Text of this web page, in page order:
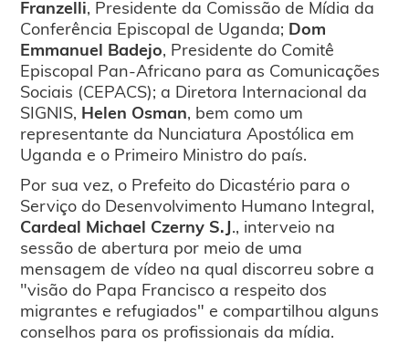
Franzelli, Presidente da Comissão de Mídia da
Conferência Episcopal de Uganda; Dom
Emmanuel Badejo, Presidente do Comitê
Episcopal Pan-Africano para as Comunicações
Sociais (CEPACS); a Diretora Internacional da
SIGNIS, Helen Osman, bem como um
representante da Nunciatura Apostólica em
Uganda e o Primeiro Ministro do país.
Por sua vez, o Prefeito do Dicastério para o
Serviço do Desenvolvimento Humano Integral,
Cardeal Michael Czerny S.J., interveio na
sessão de abertura por meio de uma
mensagem de vídeo na qual discorreu sobre a
"visão do Papa Francisco a respeito dos
migrantes e refugiados" e compartilhou alguns
conselhos para os profissionais da mídia.